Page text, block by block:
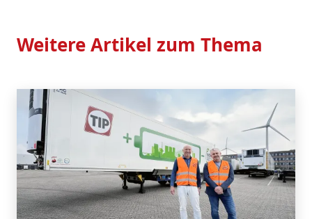
Weitere Artikel zum Thema